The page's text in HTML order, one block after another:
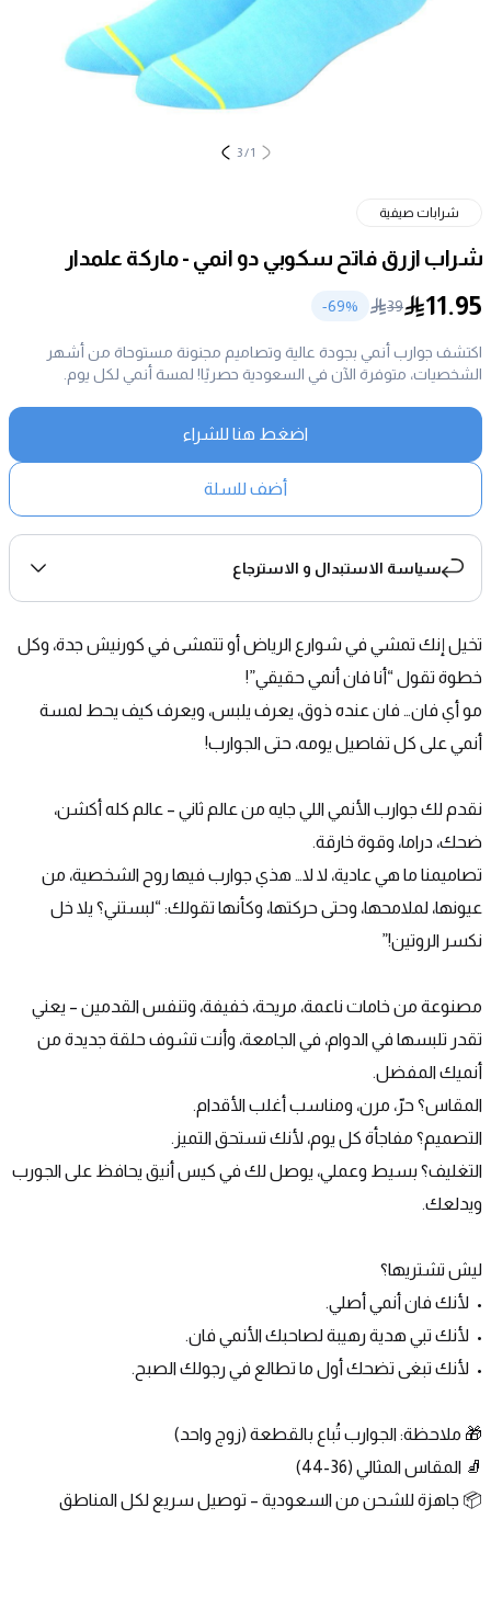
1
/
3
شرابات صيفية
شراب ازرق فاتح سكوبي دو انمي - ماركة علمدار
11.95
39
69%-
اكتشف جوارب أنمي بجودة عالية وتصاميم مجنونة مستوحاة من أشهر
الشخصيات، متوفرة الآن في السعودية حصريًا! لمسة أنمي لكل يوم.
اضغط هنا للشراء
أضف للسلة
سياسة الاستبدال و الاسترجاع
خطوة تقول “أنا فان أنمي حقيقي”!
أنمي على كل تفاصيل يومه، حتى الجوارب!
ضحك، دراما، وقوة خارقة.
نكسر الروتين!”
أنميك المفضل.
المقاس؟ حرّ، مرن، ومناسب أغلب الأقدام.
التصميم؟ مفاجأة كل يوم، لأنك تستحق التميز.
ويدلعك.
ليش تشتريها؟
•	لأنك فان أنمي أصلي.
•	لأنك تبي هدية رهيبة لصاحبك الأنمي فان.
•	لأنك تبغى تضحك أول ما تطالع في رجولك الصبح.
🎁 ملاحظة: الجوارب تُباع بالقطعة (زوج واحد)
🧦 المقاس المثالي (36-44)
📦 جاهزة للشحن من السعودية – توصيل سريع لكل المناطق